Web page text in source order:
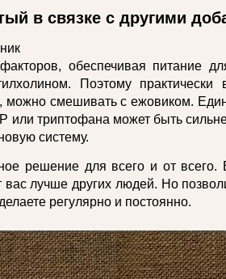
в связке с другими
обеспечивая питание
Поэтому практически
можно смешивать с ежовиком.
триптофана может быть
систему.
решение для всего и от всего.
вас лучше других людей. Но
регулярно и постоянно.